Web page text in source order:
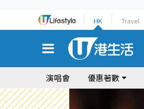
HK Travel
演唱會 優惠著數